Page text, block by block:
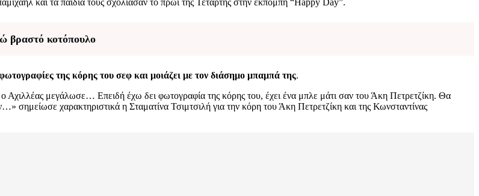
και τα παιδιά τους σχολίασαν το πρωί της Τετάρτης στην εκπομπή “Happy Day”.
βραστό κοτόπουλο
της κόρης του σεφ και μοιάζει με τον διάσημο μπαμπά της.
Αχιλλέας μεγάλωσε… Επειδή έχω δει φωτογραφία της κόρης του, έχει ένα μπλε μάτι σαν του Άκη Πετρετζίκη. Θα
σημείωσε χαρακτηριστικά η Σταματίνα Τσιμτσιλή για την κόρη του Άκη Πετρετζίκη και της Κωνσταντίνας